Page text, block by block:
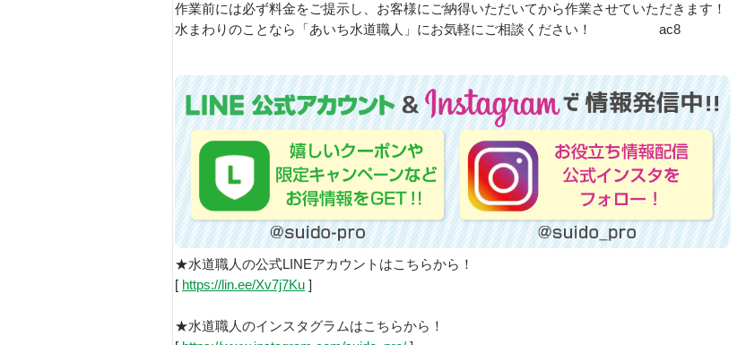
作業前には必ず料金をご提示し、お客様にご納得いただいてから作業させていただきます！
水まわりのことなら「あいち水道職人」にお気軽にご相談ください！ ac8
★水道職人の公式LINEアカウントはこちらから！
[ https://lin.ee/Xv7j7Ku ]
★水道職人のインスタグラムはこちらから！